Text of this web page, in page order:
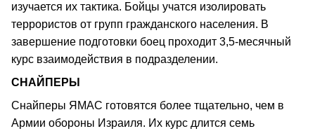
изучается их тактика. Бойцы учатся изолировать
террористов от групп гражданского населения. В
завершение подготовки боец проходит 3,5-месячный
курс взаимодействия в подразделении.
СНАЙПЕРЫ
Снайперы ЯМАС готовятся более тщательно, чем в
Армии обороны Израиля. Их курс длится семь